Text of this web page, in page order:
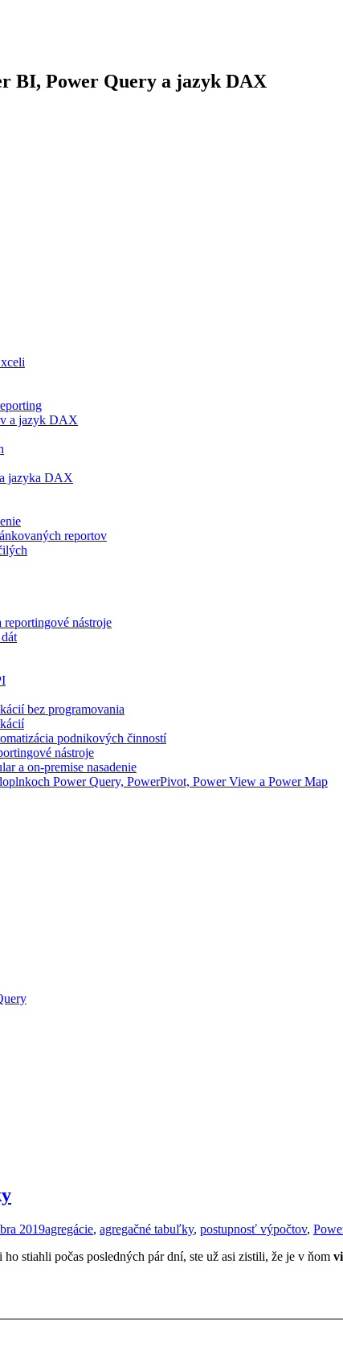
BI, Power Query a jazyk DAX
a jazyk DAX
jazyka DAX
reportov
nástroje
bez programovania
podnikových činností
nástroje
a on-premise nasadenie
Power Query, PowerPivot, Power View a Power Map
2019agregácie, agregačné tabuľky, postupnosť výpočtov,
stiahli počas posledných pár dní, ste už asi zistili, že je v ňom